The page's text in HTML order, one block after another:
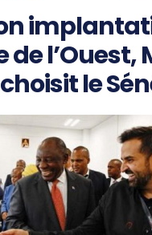
de l’Ouest,
le